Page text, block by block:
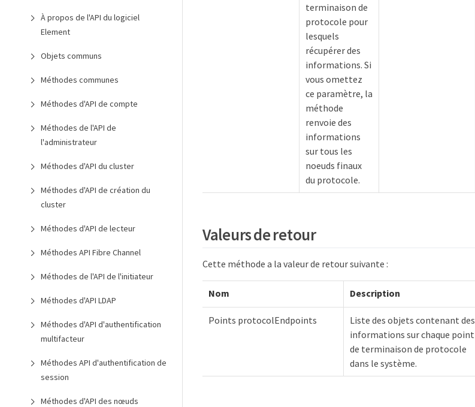
À propos de l'API du logiciel
Element
Objets communs
Méthodes communes
Méthodes d'API de compte
Méthodes de l'API de
l'administrateur
Méthodes d'API du cluster
Méthodes d'API de création du
cluster
Méthodes d'API de lecteur
Méthodes API Fibre Channel
Méthodes de l'API de l'initiateur
Méthodes d'API LDAP
Méthodes d'API d'authentification
multifacteur
Méthodes API d'authentification de
session
Méthodes d'API des nœuds
terminaison de
protocole pour
lesquels
récupérer des
informations. Si
vous omettez
ce paramètre, la
méthode
renvoie des
informations
sur tous les
noeuds finaux
du protocole.
Valeurs de retour
Cette méthode a la valeur de retour suivante :
Nom Description
Points protocolEndpoints
Liste des objets contenant des
informations sur chaque point
de terminaison de protocole
dans le système.